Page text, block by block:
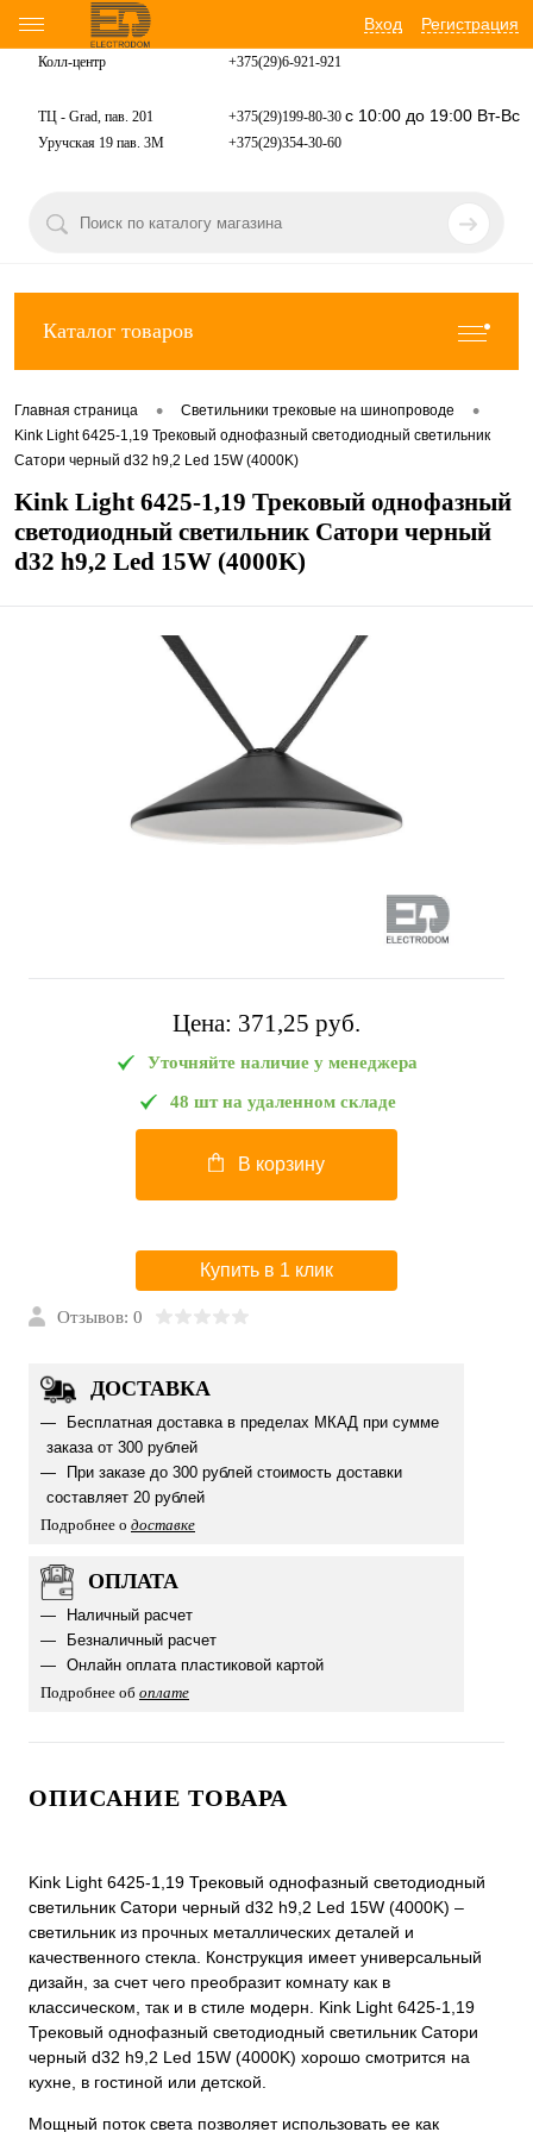
Вход Регистрация
Колл-центр +375(29)6-921-921
ТЦ - Grad, пав. 201 +375(29)199-80-30 с 10:00 до 19:00 Вт-Вс
Уручская 19 пав. 3М +375(29)354-30-60
Каталог товаров
Главная страница • Светильники трековые на шинопроводе •
Kink Light 6425-1,19 Трековый однофазный светодиодный светильник
Сатори черный d32 h9,2 Led 15W (4000K)
Kink Light 6425-1,19 Трековый однофазный
светодиодный светильник Сатори черный
d32 h9,2 Led 15W (4000K)
Цена: 371,25 pуб.
Уточняйте наличие у менеджера
48 шт на удаленном складе
В корзину
Купить в 1 клик
Отзывов: 0
ДОСТАВКА
Бесплатная доставка в пределах МКАД при сумме
заказа от 300 рублей
При заказе до 300 рублей стоимость доставки
составляет 20 рублей
Подробнее о доставке
ОПЛАТА
Наличный расчет
Безналичный расчет
Онлайн оплата пластиковой картой
Подробнее об оплате
ОПИСАНИЕ ТОВАРА
Kink Light 6425-1,19 Трековый однофазный светодиодный
светильник Сатори черный d32 h9,2 Led 15W (4000K) –
светильник из прочных металлических деталей и
качественного стекла. Конструкция имеет универсальный
дизайн, за счет чего преобразит комнату как в
классическом, так и в стиле модерн. Kink Light 6425-1,19
Трековый однофазный светодиодный светильник Сатори
черный d32 h9,2 Led 15W (4000K) хорошо смотрится на
кухне, в гостиной или детской.
Мощный поток света позволяет использовать ее как